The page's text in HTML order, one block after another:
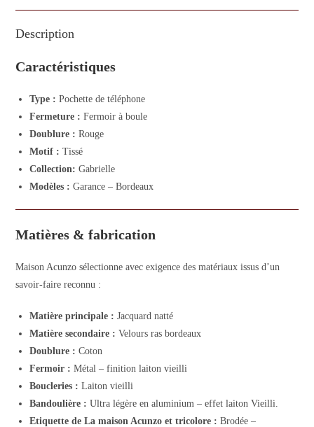
Description
Caractéristiques
Type : Pochette de téléphone
Fermeture : Fermoir à boule
Doublure : Rouge
Motif : Tissé
Collection: Gabrielle
Modèles : Garance – Bordeaux
Matières & fabrication
Maison Acunzo sélectionne avec exigence des matériaux issus d’un
savoir-faire reconnu :
Matière principale :Jacquard natté
Matière secondaire :Velours ras bordeaux
Doublure : Coton
Fermoir : Métal – finition laiton vieilli
Boucleries : Laiton vieilli
Bandoulière :Ultra légère en aluminium – effet laiton Vieilli.
Etiquette de La maison Acunzo et tricolore : Brodée –